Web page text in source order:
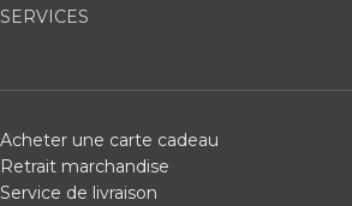
SERVICES
Acheter une carte cadeau
Retrait marchandise
Service de livraison